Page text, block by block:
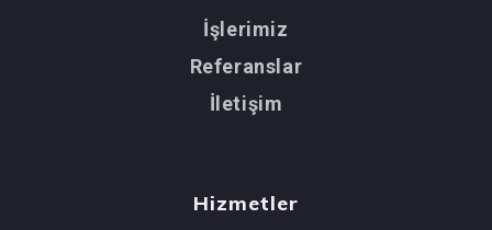
İşlerimiz
Referanslar
İletişim
Hizmetler